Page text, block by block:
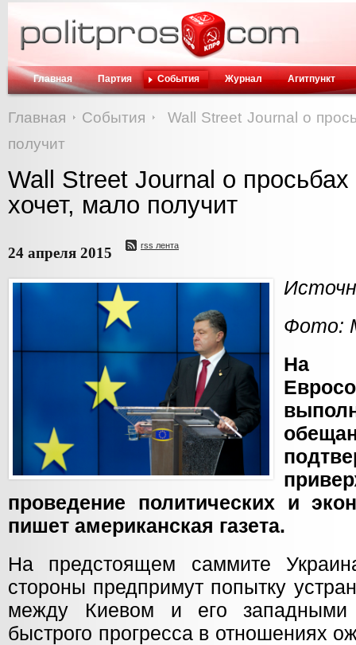
Главная Партия События Журнал Агитпункт
Главная События
Wall Street Journal о
получит
Wall Street Journal о
хочет, мало получит
24 апреля 2015 rss лента
Фото:
На
проведение политических и
пишет американская газета.
На предстоящем саммите
стороны предпримут попытку
между Киевом и его западными
быстрого прогресса в отношениях